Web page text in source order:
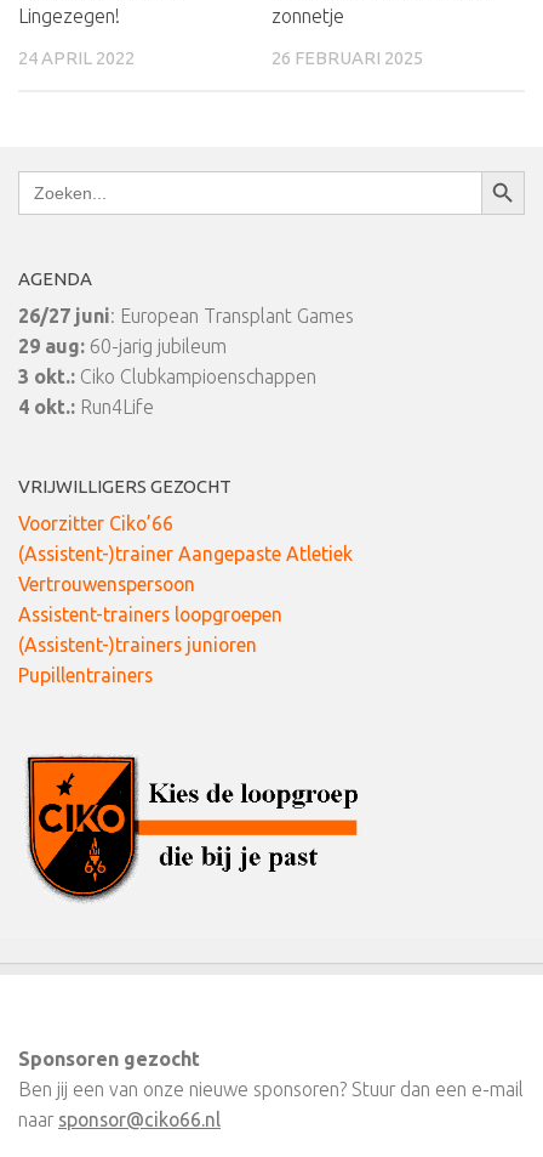
Lingezegen!
24 APRIL 2022
zonnetje
26 FEBRUARI 2025
Zoek
naar:
AGENDA
26/27 juni: European Transplant Games
29 aug: 60-jarig jubileum
3 okt.: Ciko Clubkampioenschappen
4 okt.: Run4Life
VRIJWILLIGERS GEZOCHT
Voorzitter Ciko’66
(Assistent-)trainer Aangepaste Atletiek
Vertrouwenspersoon
Assistent-trainers loopgroepen
(Assistent-)trainers junioren
Pupillentrainers
Sponsoren gezocht
Ben jij een van onze nieuwe sponsoren? Stuur dan een e-mail
naar sponsor@ciko66.nl